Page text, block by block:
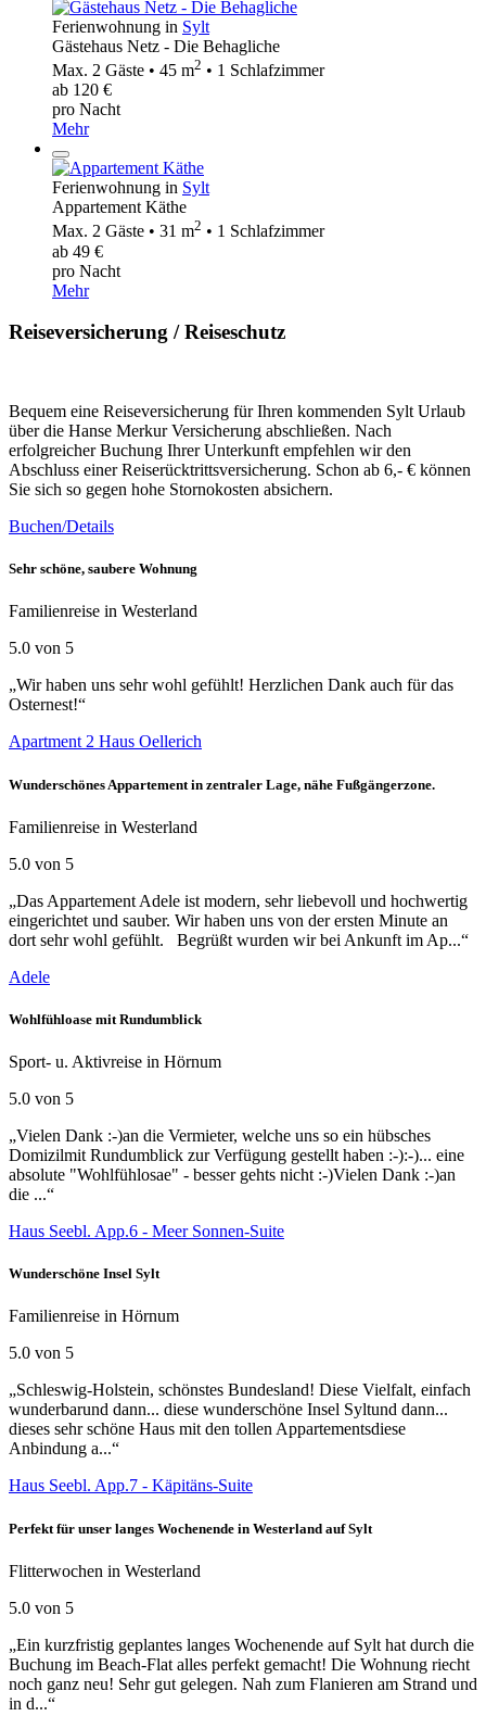
Ferienwohnung in Sylt
Gästehaus Netz - Die Behagliche
Max. 2 Gäste • 45 m2 • 1 Schlafzimmer
ab 120 €
pro Nacht
Mehr
Ferienwohnung in Sylt
Appartement Käthe
Max. 2 Gäste • 31 m2 • 1 Schlafzimmer
ab 49 €
pro Nacht
Mehr
Reiseversicherung / Reiseschutz
Bequem eine Reiseversicherung für Ihren kommenden Sylt Urlaub
über die Hanse Merkur Versicherung abschließen. Nach
erfolgreicher Buchung Ihrer Unterkunft empfehlen wir den
Abschluss einer Reiserücktrittsversicherung. Schon ab 6,- € können
Sie sich so gegen hohe Stornokosten absichern.
Buchen/Details
Sehr schöne, saubere Wohnung
Familienreise in Westerland
5.0 von 5
„Wir haben uns sehr wohl gefühlt! Herzlichen Dank auch für das
Osternest!“
Apartment 2 Haus Oellerich
Wunderschönes Appartement in zentraler Lage, nähe Fußgängerzone.
Familienreise in Westerland
5.0 von 5
„Das Appartement Adele ist modern, sehr liebevoll und hochwertig
eingerichtet und sauber. Wir haben uns von der ersten Minute an
dort sehr wohl gefühlt. Begrüßt wurden wir bei Ankunft im Ap...“
Adele
Wohlfühloase mit Rundumblick
Sport- u. Aktivreise in Hörnum
5.0 von 5
„Vielen Dank :-)an die Vermieter, welche uns so ein hübsches
Domizilmit Rundumblick zur Verfügung gestellt haben :-):-)... eine
absolute "Wohlfühlosae" - besser gehts nicht :-)Vielen Dank :-)an
die ...“
Haus Seebl. App.6 - Meer Sonnen-Suite
Wunderschöne Insel Sylt
Familienreise in Hörnum
5.0 von 5
„Schleswig-Holstein, schönstes Bundesland! Diese Vielfalt, einfach
wunderbarund dann... diese wunderschöne Insel Syltund dann...
dieses sehr schöne Haus mit den tollen Appartementsdiese
Anbindung a...“
Haus Seebl. App.7 - Käpitäns-Suite
Perfekt für unser langes Wochenende in Westerland auf Sylt
Flitterwochen in Westerland
5.0 von 5
„Ein kurzfristig geplantes langes Wochenende auf Sylt hat durch die
Buchung im Beach-Flat alles perfekt gemacht! Die Wohnung riecht
noch ganz neu! Sehr gut gelegen. Nah zum Flanieren am Strand und
in d...“